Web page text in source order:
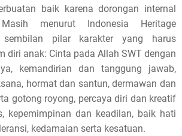
baik karena dorongan internal
menurut Indonesia Heritage
sembilan pilar karakter yang harus
diri anak: Cinta pada Allah SWT dengan
kemandirian dan tanggung jawab,
hormat dan santun, dermawan dan
gotong royong, percaya diri dan kreatif
kepemimpinan dan keadilan, baik hati
kedamaian serta kesatuan.